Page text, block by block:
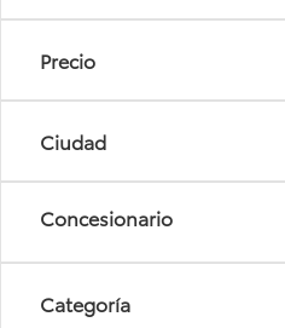
Precio
Ciudad
Categoría